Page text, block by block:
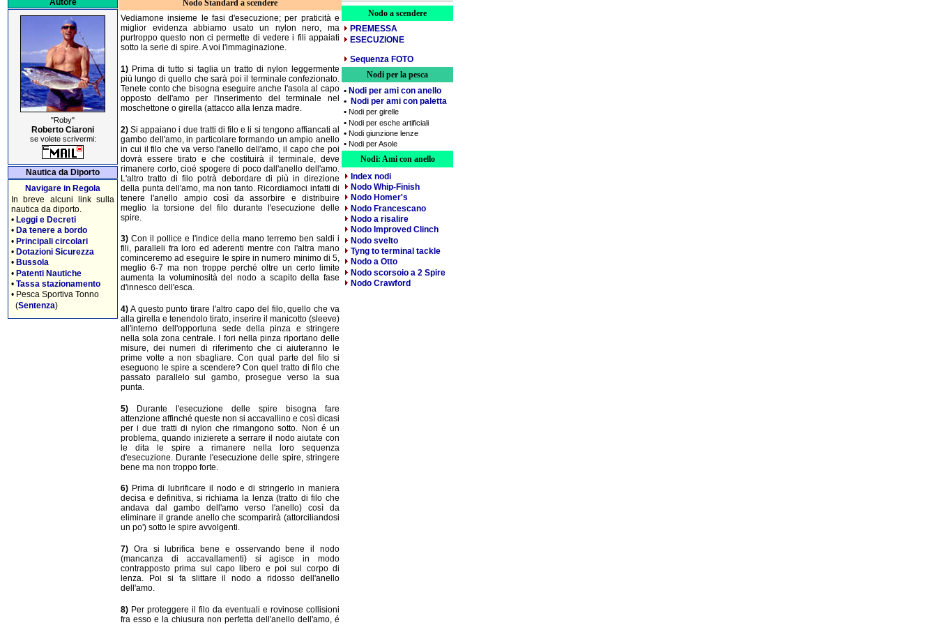
Autore
"Roby"
Roberto Ciaroni
se volete scrivermi:
Nautica da Diporto
Navigare in Regola
In breve alcuni link sulla
nautica da diporto.
• Leggi e Decreti
• Da tenere a bordo
• Principali circolari
• Dotazioni Sicurezza
• Bussola
• Patenti Nautiche
• Tassa stazionamento
• Pesca Sportiva Tonno
(Sentenza)
Nodo Standard a scendere
Vediamone insieme le fasi d'esecuzione; per praticità e
miglior evidenza abbiamo usato un nylon nero, ma
purtroppo questo non ci permette di vedere i fili appaiati
sotto la serie di spire. A voi l'immaginazione.
1) Prima di tutto si taglia un tratto di nylon leggermente
più lungo di quello che sarà poi il terminale confezionato.
Tenete conto che bisogna eseguire anche l'asola al capo
opposto dell'amo per l'inserimento del terminale nel
moschettone o girella (attacco alla lenza madre.
2) Si appaiano i due tratti di filo e li si tengono affiancati al
gambo dell'amo, in particolare formando un ampio anello
in cui il filo che va verso l'anello dell'amo, il capo che poi
dovrà essere tirato e che costituirà il terminale, deve
rimanere corto, cioé spogere di poco dall'anello dell'amo.
L'altro tratto di filo potrà debordare di più in direzione
della punta dell'amo, ma non tanto. Ricordiamoci infatti di
tenere l'anello ampio così da assorbire e distribuire
meglio la torsione del filo durante l'esecuzione delle
spire.
3) Con il pollice e l'indice della mano terremo ben saldi i
fili, paralleli fra loro ed aderenti mentre con l'altra mano
cominceremo ad eseguire le spire in numero minimo di 5,
meglio 6-7 ma non troppe perché oltre un certo limite
aumenta la voluminosità del nodo a scapito della fase
d'innesco dell'esca.
4) A questo punto tirare l'altro capo del filo, quello che va
alla girella e tenendolo tirato, inserire il manicotto (sleeve)
all'interno dell'opportuna sede della pinza e stringere
nella sola zona centrale. I fori nella pinza riportano delle
misure, dei numeri di riferimento che ci aiuteranno le
prime volte a non sbagliare. Con qual parte del filo si
eseguono le spire a scendere? Con quel tratto di filo che
passato parallelo sul gambo, prosegue verso la sua
punta.
5) Durante l'esecuzione delle spire bisogna fare
attenzione affinché queste non si accavallino e così dicasi
per i due tratti di nylon che rimangono sotto. Non é un
problema, quando inizierete a serrare il nodo aiutate con
le dita le spire a rimanere nella loro sequenza
d'esecuzione. Durante l'esecuzione delle spire, stringere
bene ma non troppo forte.
6) Prima di lubrificare il nodo e di stringerlo in maniera
decisa e definitiva, si richiama la lenza (tratto di filo che
andava dal gambo dell'amo verso l'anello) così da
eliminare il grande anello che scomparirà (attorciliandosi
un po') sotto le spire avvolgenti.
7) Ora si lubrifica bene e osservando bene il nodo
(mancanza di accavallamenti) si agisce in modo
contrapposto prima sul capo libero e poi sul corpo di
lenza. Poi si fa slittare il nodo a ridosso dell'anello
dell'amo.
8) Per proteggere il filo da eventuali e rovinose collisioni
fra esso e la chiusura non perfetta dell'anello dell'amo, é
Nodo a scendere
PREMESSA
ESECUZIONE
Sequenza FOTO
Nodi per la pesca
• Nodi per ami con anello
• Nodi per ami con paletta
• Nodi per girelle
• Nodi per esche artificiali
• Nodi giunzione lenze
• Nodi per Asole
Nodi: Ami con anello
Index nodi
Nodo Whip-Finish
Nodo Homer's
Nodo Francescano
Nodo a risalire
Nodo Improved Clinch
Nodo svelto
Tyng to terminal tackle
Nodo a Otto
Nodo scorsoio a 2 Spire
Nodo Crawford